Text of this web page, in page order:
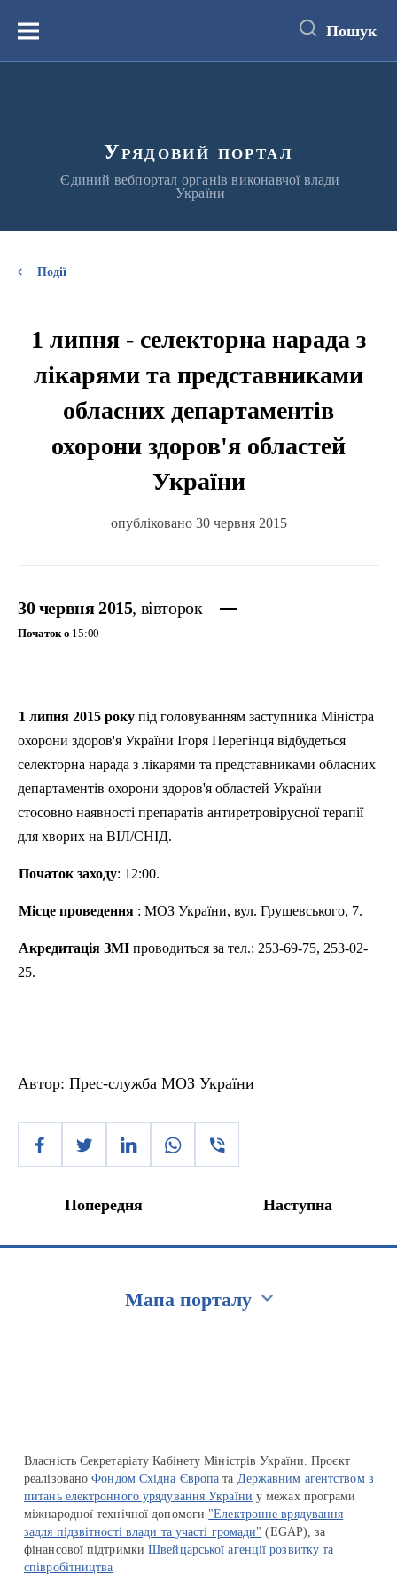
вмістуМеню Пошук
Урядовий портал
Єдиний вебпортал органів виконавчої влади
України
Події
1 липня - селекторна нарада з
лікарями та представниками
обласних департаментів
охорони здоров'я областей
України
опубліковано 30 червня 2015
30 червня 2015, вівторок
Початок о 15:00
1 липня 2015 року під головуванням заступника Міністра
охорони здоров'я України Ігоря Перегінця відбудеться
селекторна нарада з лікарями та представниками обласних
департаментів охорони здоров'я областей України
стосовно наявності препаратів антиретровірусної терапії
для хворих на ВІЛ/СНІД.
Початок заходу: 12:00.
Місце проведення : МОЗ України, вул. Грушевського, 7.
Акредитація ЗМІ проводиться за тел.: 253-69-75, 253-02-
25.
Автор: Прес-служба МОЗ України
Попередня Наступна
Мапа порталу
Власність Секретаріату Кабінету Міністрів України. Проєкт
реалізованоФондом Східна Європа та Державним агентством з
питань електронного урядування України у межах програми
міжнародної технічної допомоги "Електронне врядування
задля підзвітності влади та участі громади" (EGAP), за
фінансової підтримкиШвейцарської агенції розвитку та
співробітництва